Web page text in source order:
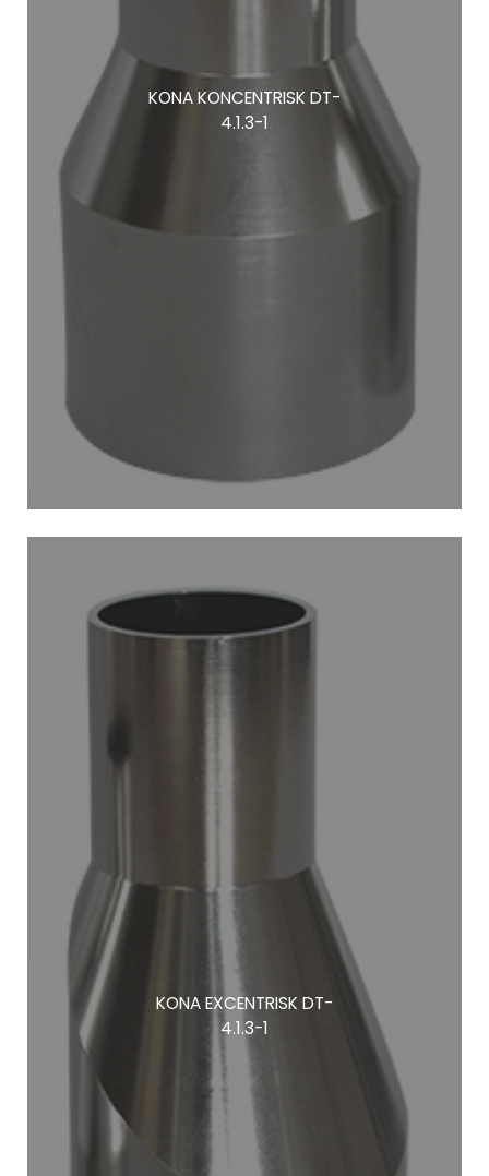
KONA KONCENTRISK DT-
4.1.3-1
KONA EXCENTRISK DT-
4.1.3-1